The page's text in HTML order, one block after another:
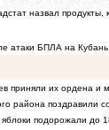
назвал
атаки БПЛА на
приняли их ордена и
района поздравили
подорожали до